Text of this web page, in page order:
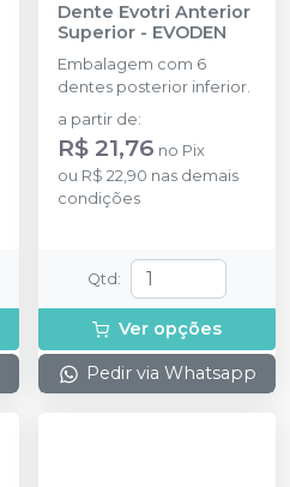
Dente Evotri Anterior
Superior - EVODEN
Embalagem com 6
dentes posterior inferior.
a partir de:
R$ 21,76 no Pix
ou R$ 22,90 nas demais
condições
Qtd :
Ver opções
Pedir via Whatsapp